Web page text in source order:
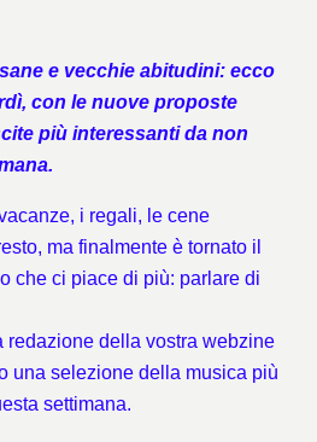
e vecchie abitudini: ecco
con le nuove proposte
più interessanti da non
i regali, le cene
ma finalmente è tornato il
che ci piace di più: parlare di
redazione della vostra webzine
una selezione della musica più
settimana.